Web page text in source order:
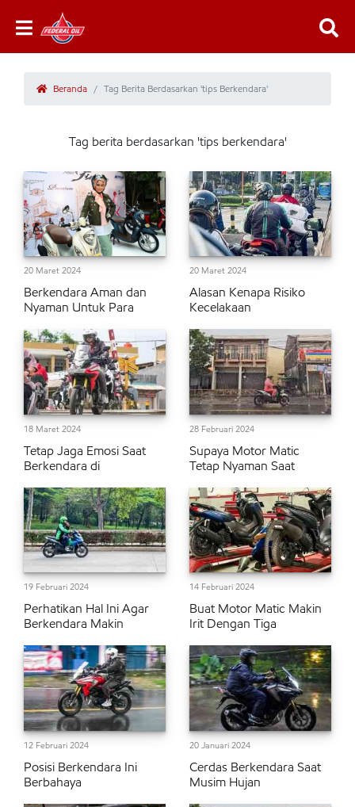
Beranda Tag Berita Berdasarkan 'tips Berkendara'
Tag berita berdasarkan 'tips berkendara'
20 Maret 2024
Berkendara Aman dan
Nyaman Untuk Para
20 Maret 2024
Alasan Kenapa Risiko
Kecelakaan
18 Maret 2024
Tetap Jaga Emosi Saat
Berkendara di
28 Februari 2024
Supaya Motor Matic
Tetap Nyaman Saat
19 Februari 2024
Perhatikan Hal Ini Agar
Berkendara Makin
14 Februari 2024
Buat Motor Matic Makin
Irit Dengan Tiga
12 Februari 2024
Posisi Berkendara Ini
Berbahaya
20 Januari 2024
Cerdas Berkendara Saat
Musim Hujan